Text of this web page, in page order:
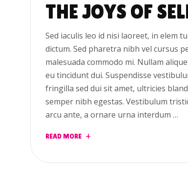
THE JOYS OF
Sed iaculis leo id nisi laoreet, in elem
dictum. Sed pharetra nibh vel cursus
malesuada commodo mi. Nullam
eu tincidunt dui. Suspendisse
fringilla sed dui sit amet, ultricies
semper nibh egestas. Vestibulum
arcu ante, a ornare urna interdum …
READ MORE